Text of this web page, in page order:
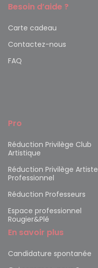
Besoin d’aide ?
Carte cadeau
Contactez-nous
FAQ
Pro
Réduction Privilège Club
Artistique
Réduction Privilège Artiste
Professionnel
Réduction Professeurs
Espace professionnel
Rougier&Plé
En savoir plus
Candidature spontanée